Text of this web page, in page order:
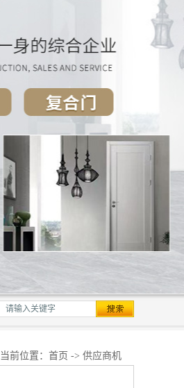
当前位置： 首页 -> 供应商机